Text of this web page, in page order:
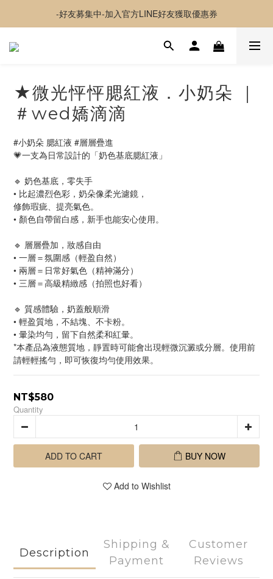
-好友募集中-加入官方LINE好友獲取優惠券
✦夏日神隊友✦ 透感持妝噴霧 貼貼水 新上市
超取 $1500 免運｜宅配 $3500 免運｜港澳 $5000 免運
★微光怦怦腮紅液．小奶朵 ｜
＃wed嬌滴滴
#小奶朵 腮紅液 #層層疊進
💗一支為日常設計的「奶色基底腮紅液」
🔹 奶色基底，零失手
• 比起濃烈色彩，奶朵像柔光濾鏡，
修飾瑕疵、提亮氣色。
• 顏色自帶留白感，新手也能安心使用。
🔹 層層疊加，妝感自由
• 一層＝氛圍感（輕盈自然）
• 兩層＝日常好氣色（精神滿分）
• 三層＝高級精緻感（拍照也好看）
🔹 質感體驗，奶蓋般順滑
• 輕盈質地，不結塊、不卡粉。
• 暈染均勻，留下自然柔和紅暈。
*本產品為液態質地，靜置時可能會出現輕微沉澱或分層。使用前
請輕輕搖勻，即可恢復均勻使用效果。
NT$580
Quantity
ADD TO CART BUY NOW
Add to Wishlist
Description
Shipping &
Payment
Customer
Reviews